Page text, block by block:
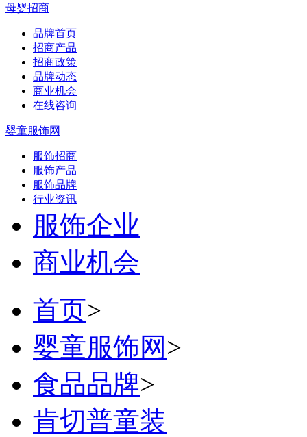
母婴招商
品牌首页
招商产品
招商政策
品牌动态
商业机会
在线咨询
婴童服饰网
服饰招商
服饰产品
服饰品牌
行业资讯
服饰企业
商业机会
首页>
婴童服饰网 >
食品品牌>
肯切普童装